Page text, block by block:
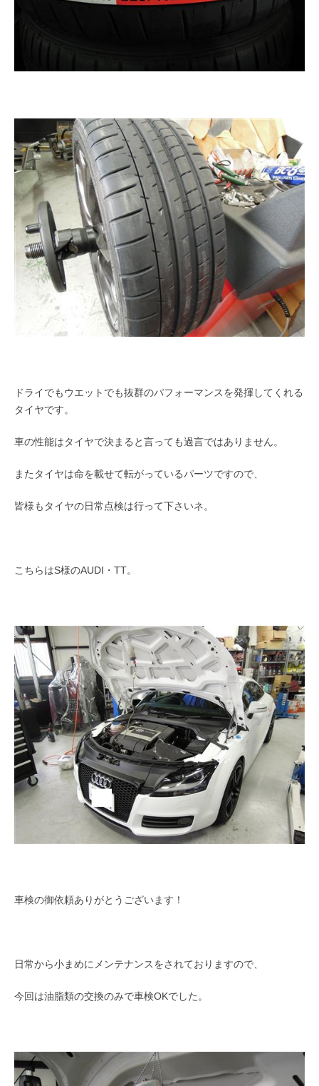
ドライでもウエットでも抜群のパフォーマンスを発揮してくれる
タイヤです。
車の性能はタイヤで決まると言っても過言ではありません。
またタイヤは命を載せて転がっているパーツですので、
皆様もタイヤの日常点検は行って下さいネ。
こちらはS様のAUDI・TT。
車検の御依頼ありがとうございます！
日常から小まめにメンテナンスをされておりますので、
今回は油脂類の交換のみで車検OKでした。